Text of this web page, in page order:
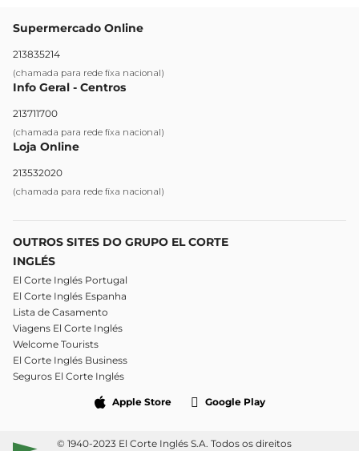
Supermercado Online
213835214
(chamada para rede fixa nacional)
Info Geral - Centros
213711700
(chamada para rede fixa nacional)
Loja Online
213532020
(chamada para rede fixa nacional)
OUTROS SITES DO GRUPO EL CORTE
INGLÉS
El Corte Inglés Portugal
El Corte Inglés Espanha
Lista de Casamento
Viagens El Corte Inglés
Welcome Tourists
El Corte Inglés Business
Seguros El Corte Inglés
Apple Store Google Play
© 1940-2023 El Corte Inglés S.A. Todos os direitos